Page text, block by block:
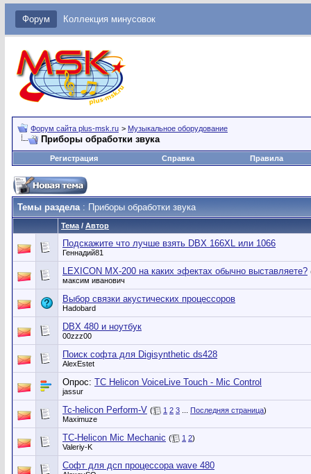
Форум Коллекция минусовок
Форум сайта plus-msk.ru > Музыкальное оборудование
Приборы обработки звука
Регистрация Справка Правила
Темы раздела: Приборы обработки звука
Тема / Автор
Подскажите что лучше взять DBX 166XL или 1066
Геннадий81
LEXICON МХ-200 на каких эфектах обычно выставляете?
максим иванович
Выбор связки акустических процессоров
Hadobard
DBX 480 и ноутбук
00zzz00
Поиск софта для Digisynthetic ds428
AlexEstet
Опрос: TC Helicon VoiceLive Touch - Mic Control
jassur
Tc-helicon Perform-V ( 1 2 3 Последняя страница)
Maximuze
TC-Helicon Mic Mechanic ( 1 2)
Valeriy-K
Софт для дсп процессора wave 480